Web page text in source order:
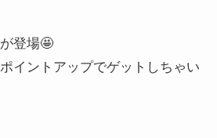
登場🤩
イントアップでゲットしちゃい